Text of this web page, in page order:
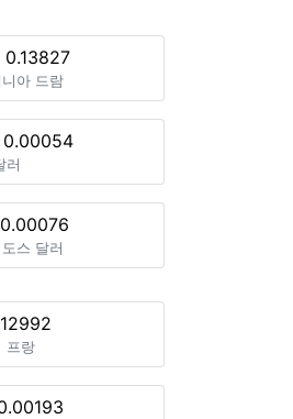
0.13827
아 드람
0.00054
러
스 달러
프랑